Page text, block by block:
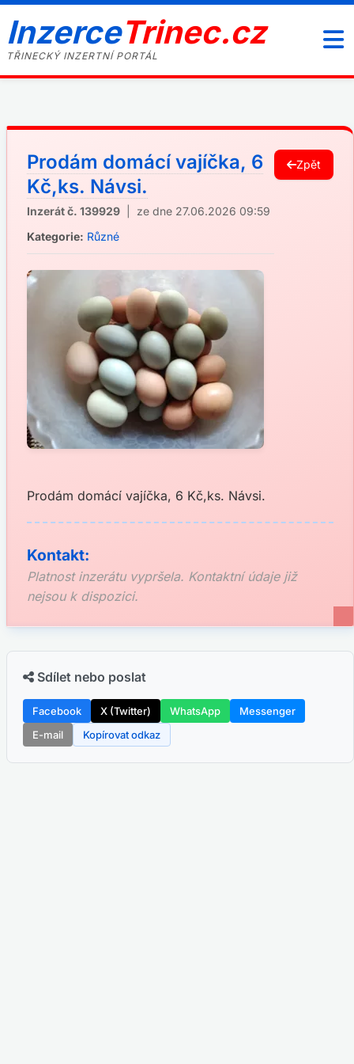
InzerceTrinec.cz
TŘINECKÝ INZERTNÍ PORTÁL
Prodám domácí vajíčka, 6
Kč,ks. Návsi.
Inzerát č. 139929 | ze dne 27.06.2026 09:59
Kategorie: Různé
Zpět
Prodám domácí vajíčka, 6 Kč,ks. Návsi.
Kontakt:
Platnost inzerátu vypršela. Kontaktní údaje již
nejsou k dispozici.
Sdílet nebo poslat
Facebook X (Twitter) WhatsApp
Messenger
E-mail
Kopírovat odkaz